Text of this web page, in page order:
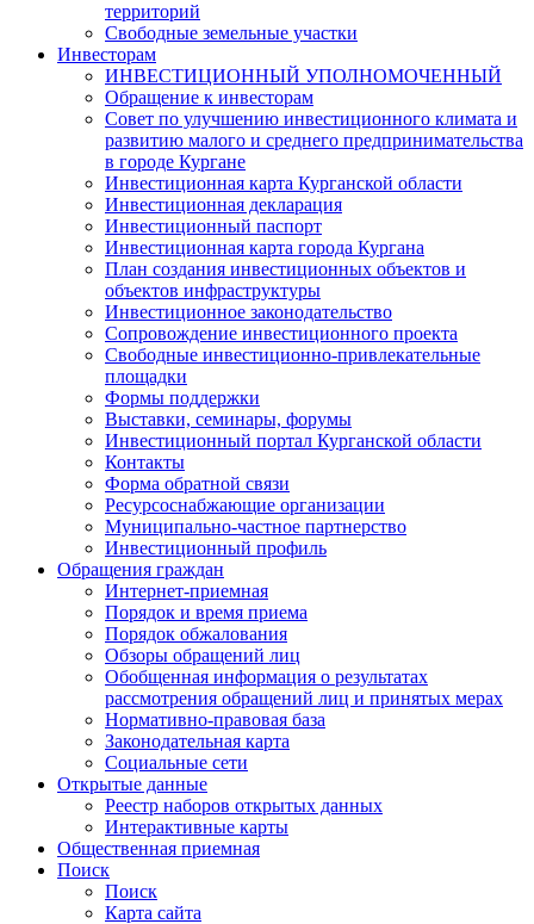
территорий
Свободные земельные участки
Инвесторам
ИНВЕСТИЦИОННЫЙ УПОЛНОМОЧЕННЫЙ
Обращение к инвесторам
Совет по улучшению инвестиционного климата и
развитию малого и среднего предпринимательства
в городе Кургане
Инвестиционная карта Курганской области
Инвестиционная декларация
Инвестиционный паспорт
Инвестиционная карта города Кургана
План создания инвестиционных объектов и
объектов инфраструктуры
Инвестиционное законодательство
Сопровождение инвестиционного проекта
Свободные инвестиционно-привлекательные
площадки
Формы поддержки
Выставки, семинары, форумы
Инвестиционный портал Курганской области
Контакты
Форма обратной связи
Ресурсоснабжающие организации
Муниципально-частное партнерство
Инвестиционный профиль
Обращения граждан
Интернет-приемная
Порядок и время приема
Порядок обжалования
Обзоры обращений лиц
Обобщенная информация о результатах
рассмотрения обращений лиц и принятых мерах
Нормативно-правовая база
Законодательная карта
Социальные сети
Открытые данные
Реестр наборов открытых данных
Интерактивные карты
Общественная приемная
Поиск
Поиск
Карта сайта